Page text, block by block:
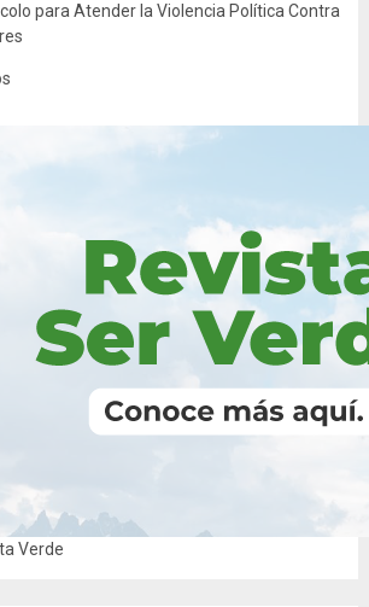
para Atender la Violencia Política Contra
Verde